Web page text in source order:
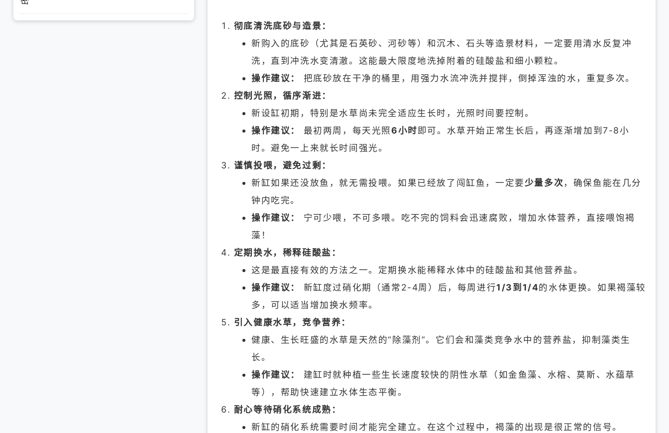
彻底清洗底砂与造景：
新购入的底砂（尤其是石英砂、河砂等）和沉木、石头等造景材料，一定要用清水反复冲
洗，直到冲洗水变清澈。这能最大限度地洗掉附着的硅酸盐和细小颗粒。
操作建议：
把底砂放在干净的桶里，用强力水流冲洗并搅拌，倒掉浑浊的水，重复多次。
控制光照，循序渐进：
新设缸初期，特别是水草尚未完全适应生长时，光照时间要控制。
操作建议：
最初两周，每天光照6小时 即可。水草开始正常生长后，再逐渐增加到7-8小
时。避免一上来就长时间强光。
谨慎投喂，避免过剩：
新缸如果还没放鱼，就无需投喂。如果已经放了闯缸鱼，一定要少量多次 ，确保鱼能在几分
钟内吃完。
操作建议：
宁可少喂，不可多喂。吃不完的饲料会迅速腐败，增加水体营养，直接喂饱褐
藻！
定期换水，稀释硅酸盐：
这是最直接有效的方法之一。定期换水能稀释水体中的硅酸盐和其他营养盐。
操作建议：
新缸度过硝化期（通常2-4周）后，每周进行1/3到1/4的水体更换。如果褐藻较
多，可以适当增加换水频率。
引入健康水草，竞争营养：
健康、生长旺盛的水草是天然的“除藻剂”。它们会和藻类竞争水中的营养盐，抑制藻类生
长。
操作建议：
建缸时就种植一些生长速度较快的阴性水草（如金鱼藻、水榕、莫斯、水蕴草
等），帮助快速建立水体生态平衡。
耐心等待硝化系统成熟：
新缸的硝化系统需要时间才能完全建立。在这个过程中，褐藻的出现是很正常的信号。